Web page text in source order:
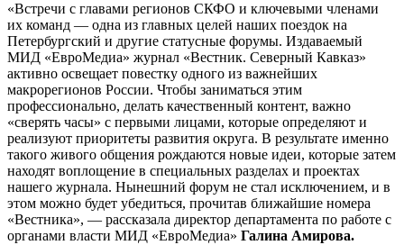
«Встречи с главами регионов СКФО и ключевыми членами
их команд — одна из главных целей наших поездок на
Петербургский и другие статусные форумы. Издаваемый
МИД «ЕвроМедиа» журнал «Вестник. Северный Кавказ»
активно освещает повестку одного из важнейших
макрорегионов России. Чтобы заниматься этим
профессионально, делать качественный контент, важно
«сверять часы» с первыми лицами, которые определяют и
реализуют приоритеты развития округа. В результате именно
такого живого общения рождаются новые идеи, которые затем
находят воплощение в специальных разделах и проектах
нашего журнала. Нынешний форум не стал исключением, и в
этом можно будет убедиться, прочитав ближайшие номера
«Вестника», — рассказала директор департамента по работе с
органами власти МИД «ЕвроМедиа» Галина Амирова.